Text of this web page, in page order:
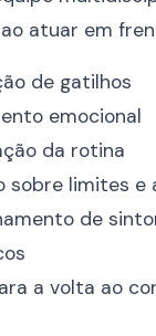
atuar em
de gatilhos
emocional
da rotina
sobre limites e
de
a volta ao